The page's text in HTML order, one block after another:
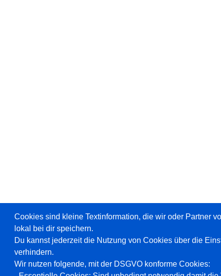
Cookies sind kleine Textinformation, die wir oder Partner
lokal bei dir speichern.
Du kannst jederzeit die Nutzung von Cookies über die
verhindern.
Wir nutzen folgende, mit der DSGVO konforme Cookies: